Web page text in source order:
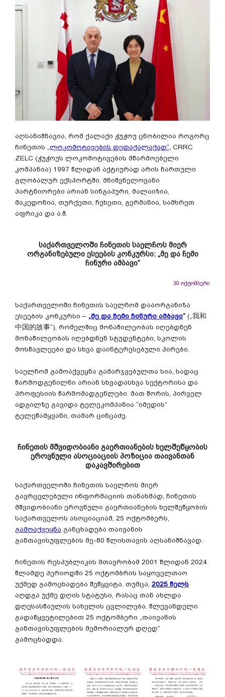
აღსანიშნავია, რომ ქალაქი ჭუჭოუ ცნობილია როგორც
ჩინეთის „ლოკომოტივების დედაქალაქად“. CRRC
ZELC (ჭუჭოუს ლოკომოტივების მწარმოებელი
კომპანია) 1997 წლიდან აქტიურად არის ჩართული
გლობალურ ექსპორტში. მნიშვნელოვანი
პარტნიორები არიან სინგაპური, მალაიზია,
მაკედონია, თურქეთი, ჩეხეთი, გერმანია, სამხრეთ
აფრიკა და ა.შ.
საქართველოში ჩინეთის საელჩოს მიერ
ორგანიზებული ესეების კონკურსი: „მე და ჩემი
ჩინური ამბავი“
30 ოქტომბერი
საქართველოში ჩინეთის საელჩომ დააორგანიზა
ესეების კონკურსი – „მე და ჩემი ჩინური ამბავი“ („我和
中国的故事“), რომელშიც მონაწილეობას იღებდნენ
მონაწილეობას იღებდნენ სტუდენტები, სკოლის
მოსწავლეები და სხვა დაინტერესებული პირები.
საელჩომ გამოაქვეყნა გამარჯვებულთა სია, სადაც
წარმოდგენილნი არიან სხვადასხვა სექტორისა და
პროფესიის წარმომადგენლები. მათ შორის, პირველ
ადგილზე გავიდა ტელეკომპანია “იმედის”
ტელეწამყვანი, თამარ ცინცაძე.
ჩინეთის მშვიდობიანი გაერთიანების ხელშეწყობის
ეროვნული ასოციაციის პოზიცია თაივანთან
დაკავშირებით
საქართველოში ჩინეთის საელჩოს მიერ
გავრცელებული ინფორმაციის თანახმად, ჩინეთის
მშვიდობიანი ეროვნული გაერთიანების ხელშეწყობის
საქართველოს ასოციაციამ, 25 ოქტომბერს,
გამოაქვეყნა განცხადება თაივანის
განთავისუფლების მე-80 წლისთავის აღსანიშნავად.
ჩინეთის რესპუბლიკის მთავრობამ 2001 წლიდან 2024
წლამდე პერიოდში 25 ოქტომბრის საყოველთაო
უქმედ გამოცხადება შეწყვიტა. თუმცა, 2025 წელს
აღდგა უქმე დღის სტატუსი, რასაც თან ახლდა
დღესასწაულის სახელის ცვლილება. წლევანდელი
გადაწყვეტილებით 25 ოქტომბერი „თაივანის
განთავისუფლების მემორიალურ დღედ“
გამოცხადდა.